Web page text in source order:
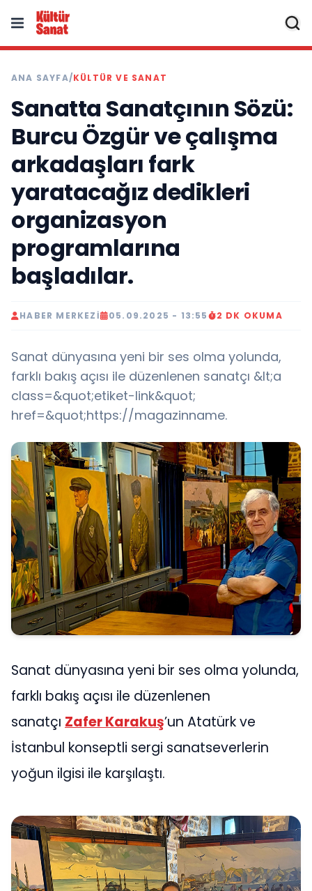
ANA SAYFA/KÜLTÜR VE SANAT
Sanatta Sanatçının Sözü:
Burcu Özgür ve çalışma
arkadaşları fark
yaratacağız dedikleri
organizasyon
programlarına
başladılar.
HABER MERKEZI 05.09.2025 - 13:55 2 DK OKUMA
Sanat dünyasına yeni bir ses olma yolunda,
farklı bakış açısı ile düzenlenen sanatçı &lt;a
class=&quot;etiket-link&quot;
href=&quot;https://magazinname.
Sanat dünyasına yeni bir ses olma yolunda,
farklı bakış açısı ile düzenlenen
sanatçı Zafer Karakuş’un Atatürk ve
İstanbul konseptli sergi sanatseverlerin
yoğun ilgisi ile karşılaştı.